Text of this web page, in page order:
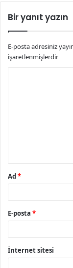
Bir yanıt yazın
E-posta adresiniz
işaretlenmişlerdir
Ad *
E-posta *
İnternet sitesi